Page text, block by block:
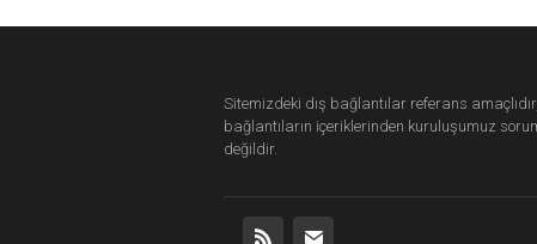
Sitemizdeki dış bağlantılar referans
bağlantıların içeriklerinden kuruluşumuz
değildir.